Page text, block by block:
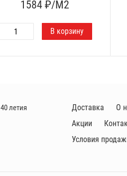
1584₽/М2
летия
Доставка О
Акции
Условия